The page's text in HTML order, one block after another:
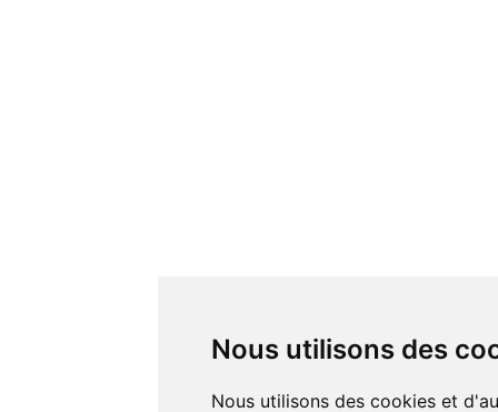
Nous utilisons des
Nous utilisons des cookies et d'autres technologies de suivi